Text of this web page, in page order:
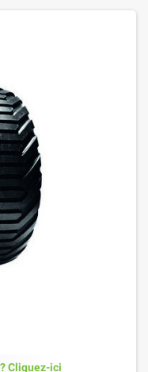
Demande de renseignements ? Cliquez-ici